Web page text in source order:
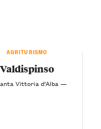
AGRITURISMO
Valdispinso
Vittoria d’Alba —